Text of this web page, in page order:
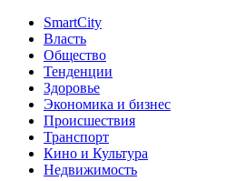
SmartCity
Власть
Общество
Тенденции
Здоровье
Экономика и бизнес
Происшествия
Транспорт
Кино и Культура
Недвижимость